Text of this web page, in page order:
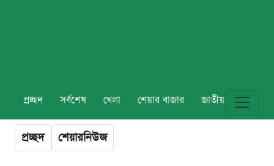
প্রচ্ছদ সর্বশেষ খেলা শেয়ার বাজার জাতীয় বিশ্ব
প্রচ্ছদ শেয়ারনিউজ